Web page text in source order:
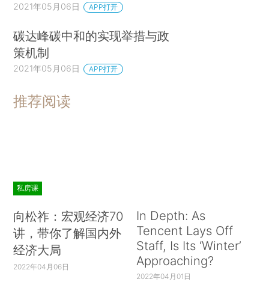
2021年05月06日 APP打开
碳达峰碳中和的实现举措与政
策机制
2021年05月06日 APP打开
推荐阅读
私房课
向松祚：宏观经济70
讲，带你了解国内外
经济大局
2022年04月06日
In Depth: As
Tencent Lays Off
Staff, Is Its ‘Winter’
Approaching?
2022年04月01日